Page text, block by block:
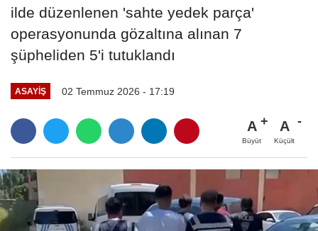
ilde düzenlenen 'sahte yedek parça'
operasyonunda gözaltına alınan 7
şüpheliden 5'i tutuklandı
ASAYIŞ 02 Temmuz 2026 - 17:19
A
Büyüt
A
Küçült